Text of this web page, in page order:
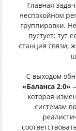
Главная
неспокойном
группировки.
пустует: тут
станция связи,
С выходом
«Баланса 2.0»
которая
системам